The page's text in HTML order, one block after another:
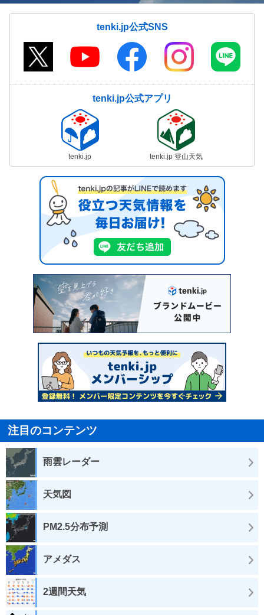
tenki.jp公式SNS
tenki.jp公式アプリ
tenki.jp tenki.jp 登山天気
注目のコンテンツ
雨雲レーダー
天気図
PM2.5分布予測
アメダス
2週間天気